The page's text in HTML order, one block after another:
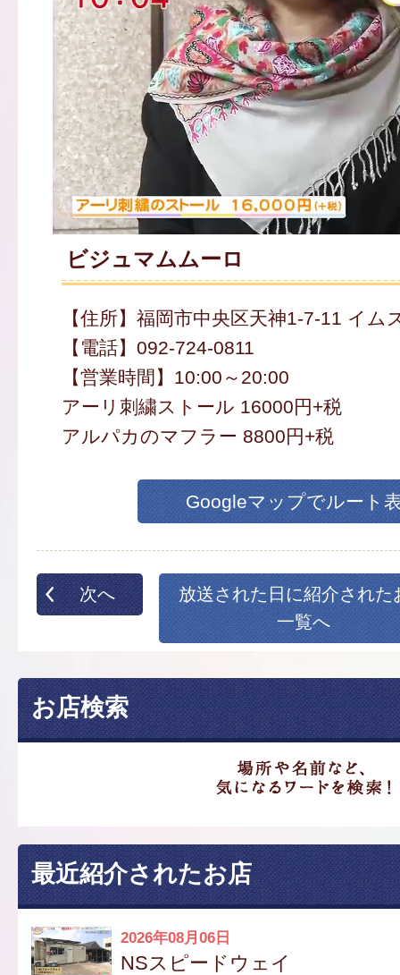
ビジュマムムーロ
【住所】福岡市中央区天神1-7-11 イム
【電話】092-724-0811
【営業時間】10:00～20:00
アーリ刺繍ストール 16000円+税
アルパカのマフラー 8800円+税
Googleマップでルート
次へ
放送された日に紹介された
一覧へ
お店検索
最近紹介されたお店
2026年08月06日
NSスピードウェイ